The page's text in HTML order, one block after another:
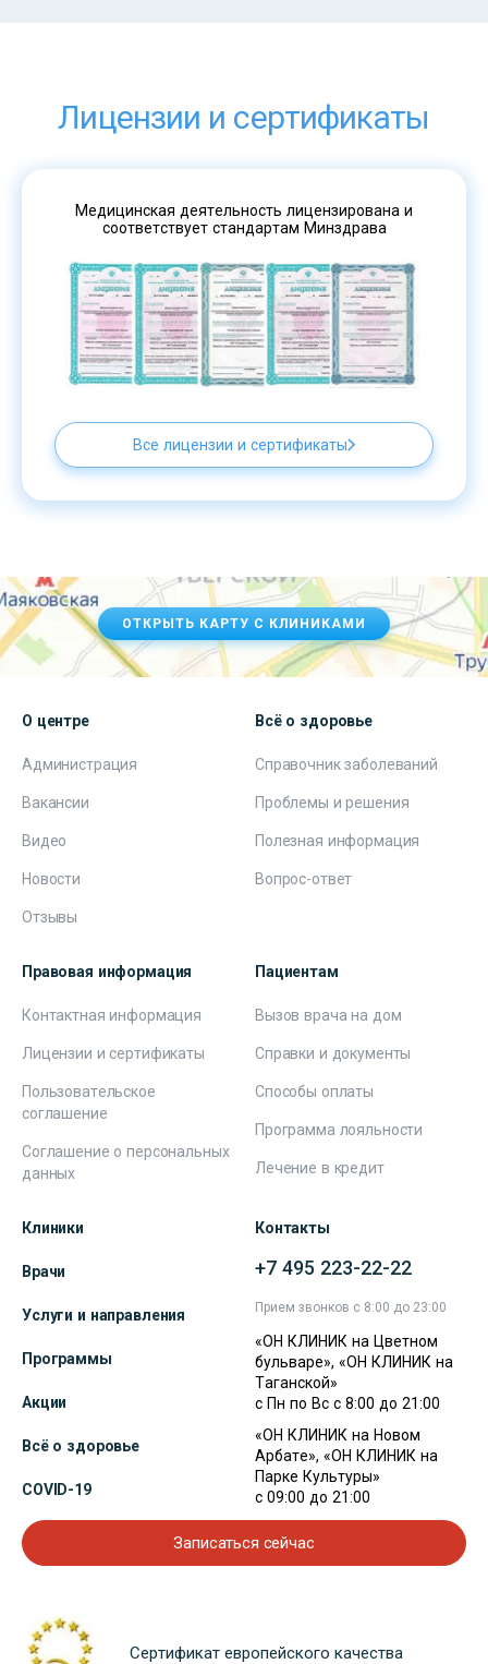
Лицензии и сертификаты
Медицинская деятельность лицензирована и
соответствует стандартам Минздрава
Все лицензии и сертификаты
ОТКРЫТЬ КАРТУ С КЛИНИКАМИ
О центре
Администрация
Вакансии
Видео
Новости
Отзывы
Всё о здоровье
Справочник заболеваний
Проблемы и решения
Полезная информация
Вопрос-ответ
Правовая информация
Контактная информация
Лицензии и сертификаты
Пользовательское
соглашение
Соглашение о персональных
данных
Пациентам
Вызов врача на дом
Справки и документы
Способы оплаты
Программа лояльности
Лечение в кредит
Клиники
Врачи
Услуги и направления
Программы
Акции
Всё о здоровье
COVID-19
Контакты
+7 495 223-22-22
Прием звонков с 8:00 до 23:00
«ОН КЛИНИК на Цветном
бульваре», «ОН КЛИНИК на
Таганской»
с Пн по Вс с 8:00 до 21:00
«ОН КЛИНИК на Новом
Арбате», «ОН КЛИНИК на
Парке Культуры»
с 09:00 до 21:00
Записаться сейчас
Сертификат европейского качества